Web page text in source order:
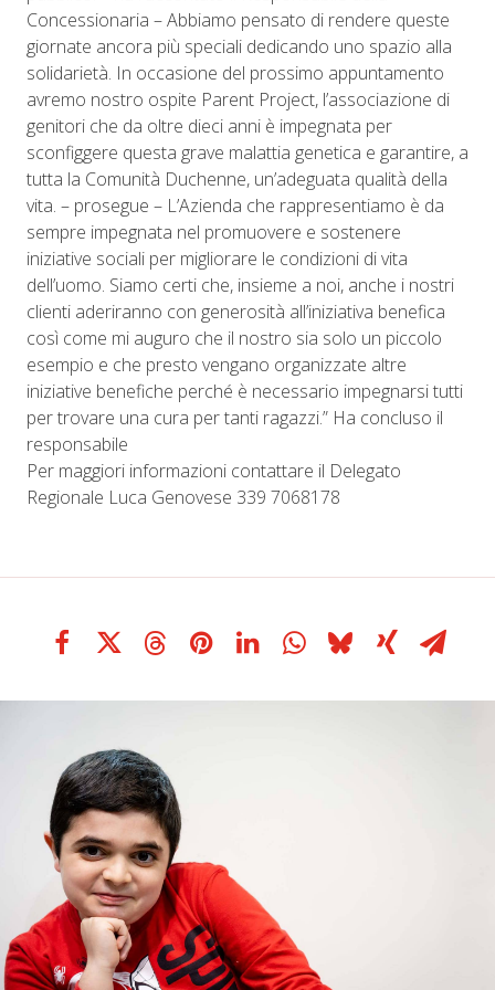
Concessionaria – Abbiamo pensato di rendere queste
giornate ancora più speciali dedicando uno spazio alla
solidarietà. In occasione del prossimo appuntamento
avremo nostro ospite Parent Project, l’associazione di
genitori che da oltre dieci anni è impegnata per
sconfiggere questa grave malattia genetica e garantire, a
tutta la Comunità Duchenne, un’adeguata qualità della
vita. – prosegue – L’Azienda che rappresentiamo è da
sempre impegnata nel promuovere e sostenere
iniziative sociali per migliorare le condizioni di vita
dell’uomo. Siamo certi che, insieme a noi, anche i nostri
clienti aderiranno con generosità all’iniziativa benefica
così come mi auguro che il nostro sia solo un piccolo
esempio e che presto vengano organizzate altre
iniziative benefiche perché è necessario impegnarsi tutti
per trovare una cura per tanti ragazzi.” Ha concluso il
responsabile
Per maggiori informazioni contattare il Delegato
Regionale Luca Genovese 339 7068178